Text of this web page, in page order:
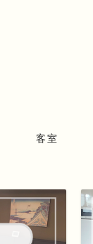
客室